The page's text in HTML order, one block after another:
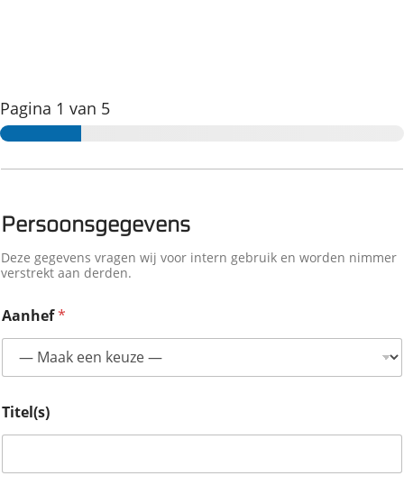
Pagina 1 van 5
Persoonsgegevens
Deze gegevens vragen wij voor intern gebruik en worden nimmer
verstrekt aan derden.
Aanhef*
Titel(s)